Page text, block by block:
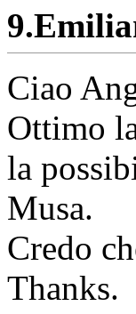
9.
Ciao
Ottimo
la
Musa.
Credo
Thanks.